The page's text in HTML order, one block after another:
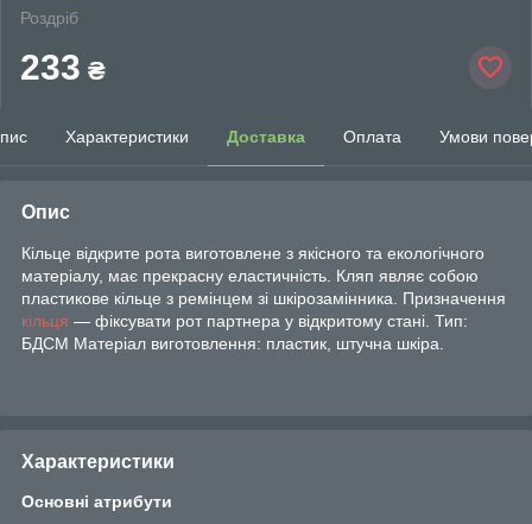
Роздріб
233 ₴
Характеристики Доставка Оплата Умови
Опис
Кільце відкрите рота виготовлене з якісного та екологічного
матеріалу, має прекрасну еластичність. Кляп являє собою
пластикове кільце з ремінцем зі шкірозамінника. Призначення
кільця — фіксувати рот партнера у відкритому стані. Тип:
БДСМ Матеріал виготовлення: пластик, штучна шкіра.
Характеристики
Основні атрибути